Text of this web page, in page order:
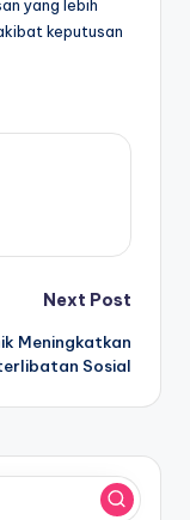
yang lebih
keputusan
Next Post
Meningkatkan
Sosial